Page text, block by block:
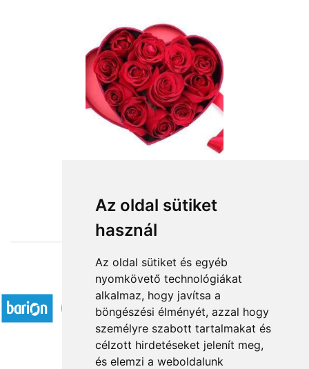
Az oldal sütiket
használ
Az oldal sütiket és egyéb
nyomkövető technológiákat
alkalmaz, hogy javítsa a
böngészési élményét, azzal hogy
személyre szabott tartalmakat és
célzott hirdetéseket jelenít meg,
és elemzi a weboldalunk
Accepted payment methods